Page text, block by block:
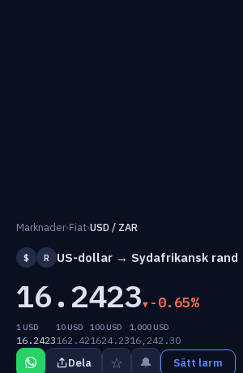
Marknader›Fiat›USD / ZAR
$ R US-dollar → Sydafrikansk rand
16.2423 -0.65%
1 USD
16.2423
10 USD
162.42
100 USD
1624.23
1,000 USD
16,242.30
Dela ☆ 🔔 Sätt larm